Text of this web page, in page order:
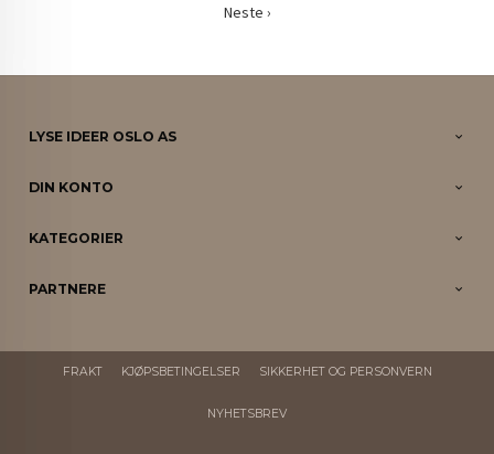
Neste ›
LYSE IDEER OSLO AS
DIN KONTO
KATEGORIER
PARTNERE
FRAKT KJØPSBETINGELSER SIKKERHET OG PERSONVERN
NYHETSBREV